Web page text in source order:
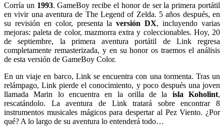
Corría un 1993. GameBoy recibe el honor de ser la primera portátil
en vivir una aventura de The Legend of Zelda. 5 años después, en
su revisión en color, presenta laversión DX, incluyendo varias
mejoras: paleta de color, mazmorra extra y coleccionables. Hoy, 20
de septiembre, la primera aventura portátil de Link regresa
completamente remasterizada, y en su honor os traemos el análisis
de esta versión de GameBoy Color.
En un viaje en barco, Link se encuentra con una tormenta. Tras un
relámpago, Link pierde el conocimiento, y poco después una joven
llamada Marin lo encuentra en la orilla de la isla Koholint,
rescatándolo. La aventura de Link tratará sobre encontrar 8
instrumentos musicales mágicos para despertar al Pez Viento. ¿Por
qué? A lo largo de su aventura lo entenderá todo…